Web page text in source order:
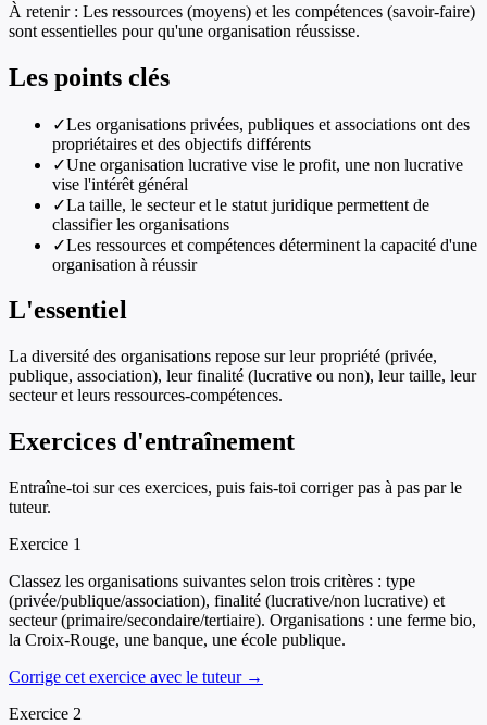
À retenir : Les ressources (moyens) et les compétences (savoir-faire)
sont essentielles pour qu'une organisation réussisse.
Les points clés
✓Les organisations privées, publiques et associations ont des
propriétaires et des objectifs différents
✓Une organisation lucrative vise le profit, une non lucrative
vise l'intérêt général
✓La taille, le secteur et le statut juridique permettent de
classifier les organisations
✓Les ressources et compétences déterminent la capacité d'une
organisation à réussir
L'essentiel
La diversité des organisations repose sur leur propriété (privée,
publique, association), leur finalité (lucrative ou non), leur taille, leur
secteur et leurs ressources-compétences.
Exercices d'entraînement
Entraîne-toi sur ces exercices, puis fais-toi corriger pas à pas par le
tuteur.
Exercice 1
Classez les organisations suivantes selon trois critères : type
(privée/publique/association), finalité (lucrative/non lucrative) et
secteur (primaire/secondaire/tertiaire). Organisations : une ferme bio,
la Croix-Rouge, une banque, une école publique.
Corrige cet exercice avec le tuteur →
Exercice 2